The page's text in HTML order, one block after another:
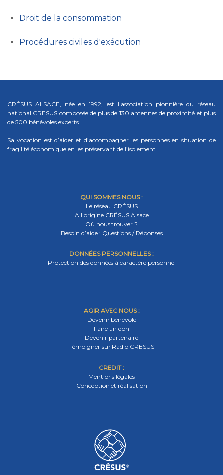
Droit de la consommation
Procédures civiles d'exécution
CRÉSUS ALSACE, née en 1992, est l'association pionnière du réseau
national CRESUS composée de plus de 130 antennes de proximité et plus
de 500 bénévoles experts.
Sa vocation est d’aider et d’accompagner les personnes en situation de
fragilité économique en les préservant de l’isolement.
QUI SOMMES NOUS :
Le réseau CRÉSUS
A l'origine CRÉSUS Alsace
Où nous trouver ?
Besoin d’aide : Questions / Réponses
DONNÉES PERSONNELLES :
Protection des données à caractère personnel
AGIR AVEC NOUS :
Devenir bénévole
Faire un don
Devenir partenaire
Témoigner sur Radio CRESUS
CREDIT :
Mentions légales
Conception et réalisation